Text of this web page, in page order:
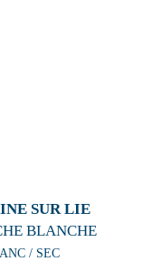
SUR LIE
BLANCHE
/ SEC